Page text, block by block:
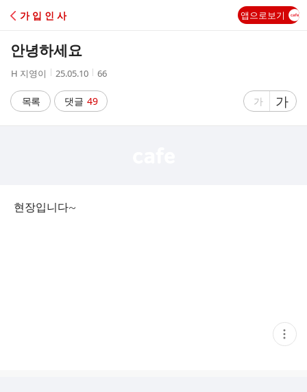
C
A
가 입 인 사 앱으로보기
안녕하세요
작
자
H 지영이
작
시
간
25.05.10
조
수
66
목록 댓글 49
글
가
글
자
가
현장입니다~
현
재